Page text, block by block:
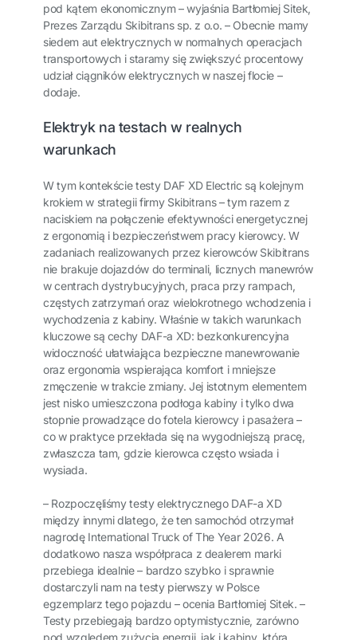
pod kątem ekonomicznym – wyjaśnia Bartłomiej Sitek,
Prezes Zarządu Skibitrans sp. z o.o. – Obecnie mamy
siedem aut elektrycznych w normalnych operacjach
transportowych i staramy się zwiększyć procentowy
udział ciągników elektrycznych w naszej flocie –
dodaje.
Elektryk na testach w realnych
warunkach
W tym kontekście testy DAF XD Electric są kolejnym
krokiem w strategii firmy Skibitrans – tym razem z
naciskiem na połączenie efektywności energetycznej
z ergonomią i bezpieczeństwem pracy kierowcy. W
zadaniach realizowanych przez kierowców Skibitrans
nie brakuje dojazdów do terminali, licznych manewrów
w centrach dystrybucyjnych, praca przy rampach,
częstych zatrzymań oraz wielokrotnego wchodzenia i
wychodzenia z kabiny. Właśnie w takich warunkach
kluczowe są cechy DAF-a XD: bezkonkurencyjna
widoczność ułatwiająca bezpieczne manewrowanie
oraz ergonomia wspierająca komfort i mniejsze
zmęczenie w trakcie zmiany. Jej istotnym elementem
jest nisko umieszczona podłoga kabiny i tylko dwa
stopnie prowadzące do fotela kierowcy i pasażera –
co w praktyce przekłada się na wygodniejszą pracę,
zwłaszcza tam, gdzie kierowca często wsiada i
wysiada.
– Rozpoczęliśmy testy elektrycznego DAF-a XD
między innymi dlatego, że ten samochód otrzymał
nagrodę International Truck of The Year 2026. A
dodatkowo nasza współpraca z dealerem marki
przebiega idealnie – bardzo szybko i sprawnie
dostarczyli nam na testy pierwszy w Polsce
egzemplarz tego pojazdu – ocenia Bartłomiej Sitek. –
Testy przebiegają bardzo optymistycznie, zarówno
pod względem zużycia energii, jak i kabiny, która